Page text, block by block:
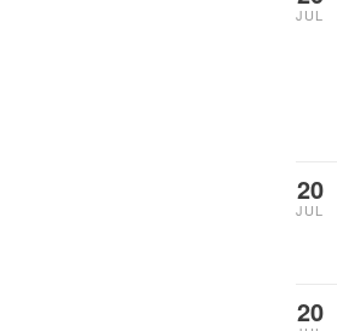
JUL
20
JUL
20